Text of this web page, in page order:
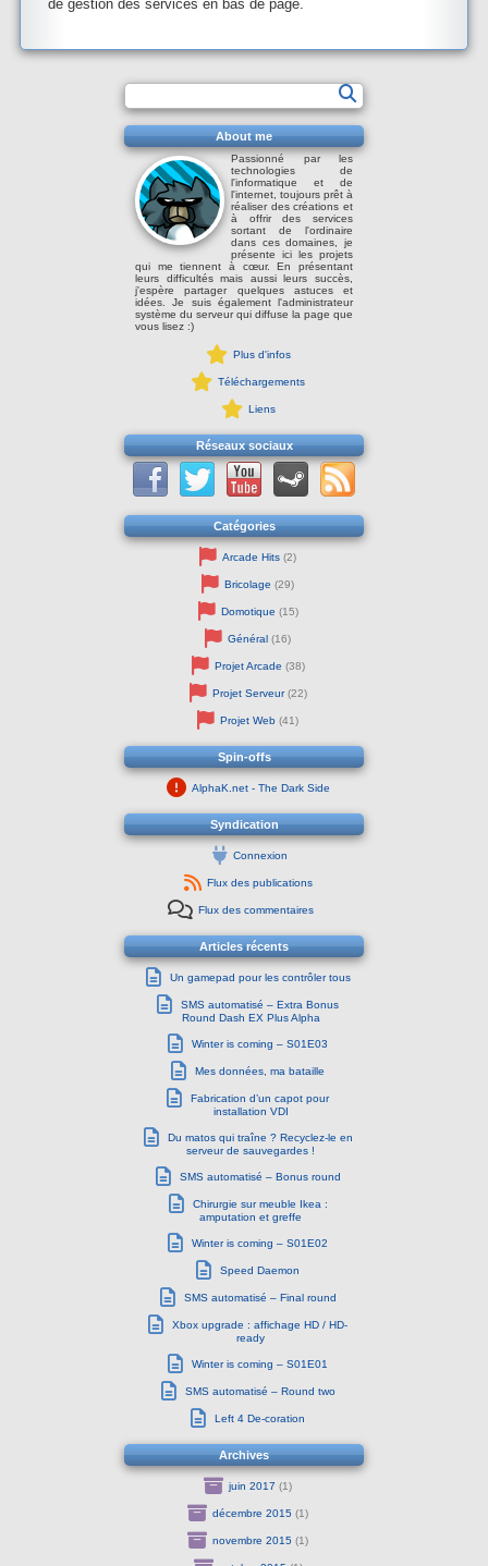
de gestion des services en bas de page.
About me
Passionné par les
technologies de
l'informatique et de
l'internet, toujours prêt à
réaliser des créations et
à offrir des services
sortant de l'ordinaire
dans ces domaines, je
présente ici les projets
qui me tiennent à cœur. En présentant
leurs difficultés mais aussi leurs succès,
j'espère partager quelques astuces et
idées. Je suis également l'administrateur
système du serveur qui diffuse la page que
vous lisez :)
Plus d'infos
Téléchargements
Liens
Réseaux sociaux
Catégories
Arcade Hits (2)
Bricolage (29)
Domotique (15)
Général (16)
Projet Arcade (38)
Projet Serveur(22)
Projet Web (41)
Spin-offs
AlphaK.net - The Dark Side
Syndication
Connexion
Flux des publications
Flux des commentaires
Articles récents
Un gamepad pour les contrôler tous
SMS automatisé – Extra Bonus
Round Dash EX Plus Alpha
Winter is coming – S01E03
Mes données, ma bataille
Fabrication d’un capot pour
installation VDI
Du matos qui traîne ? Recyclez-le en
serveur de sauvegardes !
SMS automatisé – Bonus round
Chirurgie sur meuble Ikea :
amputation et greffe
Winter is coming – S01E02
Speed Daemon
SMS automatisé – Final round
Xbox upgrade : affichage HD / HD-
ready
Winter is coming – S01E01
SMS automatisé – Round two
Left 4 De-coration
Archives
juin 2017 (1)
décembre 2015 (1)
novembre 2015 (1)